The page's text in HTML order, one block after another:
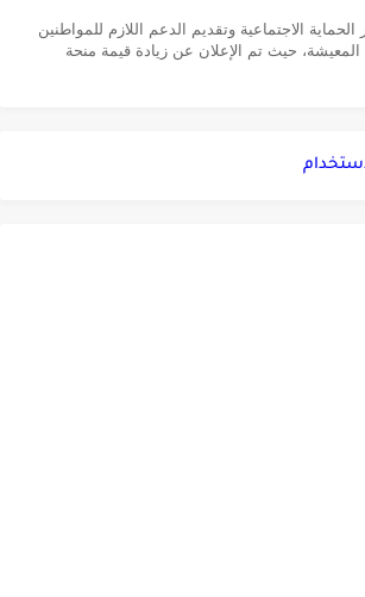
الاجتماعية وتقديم الدعم اللازم للمواطنين
المعيشة، حيث تم الإعلان عن زيادة قيمة منحة